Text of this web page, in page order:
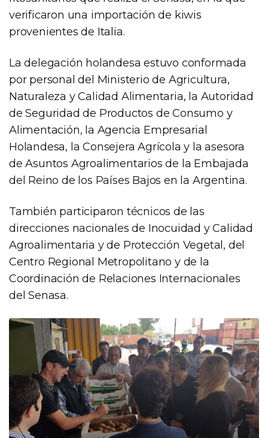
verificaron una importación de kiwis
provenientes de Italia.
La delegación holandesa estuvo conformada
por personal del Ministerio de Agricultura,
Naturaleza y Calidad Alimentaria, la Autoridad
de Seguridad de Productos de Consumo y
Alimentación, la Agencia Empresarial
Holandesa, la Consejera Agrícola y la asesora
de Asuntos Agroalimentarios de la Embajada
del Reino de los Países Bajos en la Argentina.
También participaron técnicos de las
direcciones nacionales de Inocuidad y Calidad
Agroalimentaria y de Protección Vegetal, del
Centro Regional Metropolitano y de la
Coordinación de Relaciones Internacionales
del Senasa.